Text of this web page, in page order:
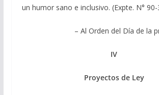
un humor sano e inclusivo. (Expte. N°
– Al Orden del Día de la
IV
Proyectos de Ley